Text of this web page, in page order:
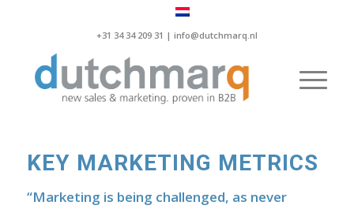
+31 34 34 209 31 | info@dutchmarq.nl
KEY MARKETING METRICS
“Marketing is being challenged, as never